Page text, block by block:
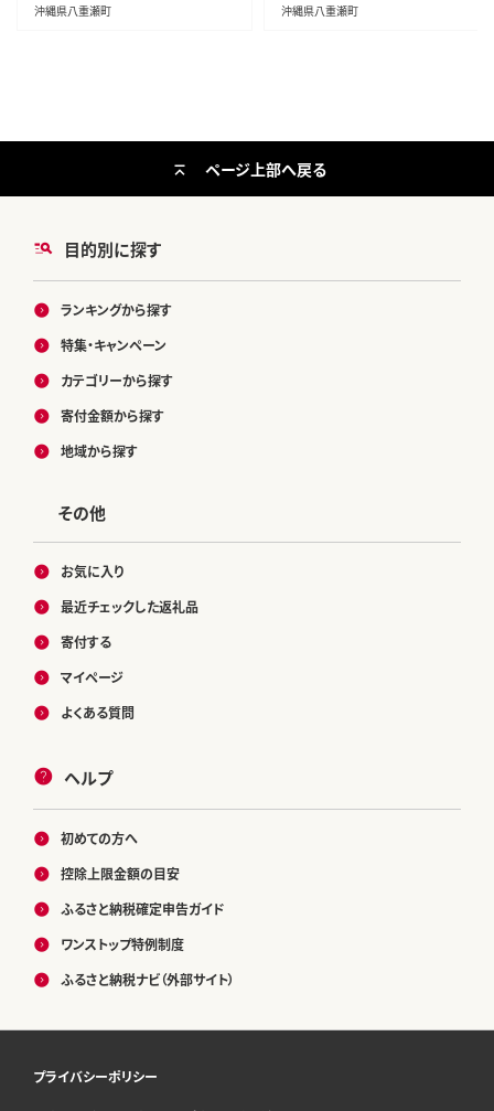
八重瀬町【価格改定YI】
沖縄県八重瀬町
炭酸 350ml 24缶 スッキリ 飲みや
沖縄県八重瀬町
目的別に探す
ランキングから探す
特集・キャンペーン
カテゴリーから探す
寄付金額から探す
地域から探す
その他
お気に入り
最近チェックした返礼品
寄付する
マイページ
よくある質問
ヘルプ
初めての方へ
控除上限金額の目安
ふるさと納税確定申告ガイド
ワンストップ特例制度
ふるさと納税ナビ（外部サイト）
ページ上部へ戻る
プライバシーポリシー